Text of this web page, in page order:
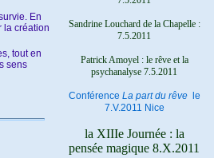
En
la création
tout en
sens
Sandrine Louchard de la Chapelle :
7.5.2011
Patrick Amoyel : le rêve et la
psychanalyse 7.5.2011
Conférence La part du rêve
le
7.V.2011 Nice
la XIIIe Journée : la
pensée magique 8.X.2011